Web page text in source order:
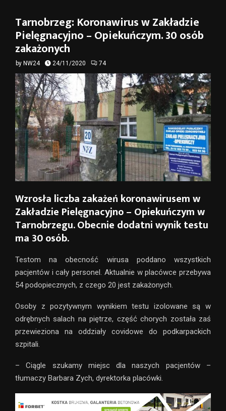
Tarnobrzeg: Koronawirus w Zakładzie
Pielęgnacyjno – Opiekuńczym. 30 osób
zakażonych
by NW24 24/11/2020 74
Wzrosła liczba zakażeń koronawirusem w
Zakładzie Pielęgnacyjno – Opiekuńczym w
Tarnobrzegu. Obecnie dodatni wynik testu
ma 30 osób.
Testom na obecność wirusa poddano wszystkich
pacjentów i cały personel. Aktualnie w placówce przebywa
54 podopiecznych, z czego 20 jest zakażonych.
Osoby z pozytywnym wynikiem testu izolowane są w
odrębnych salach na piętrze, część chorych została zaś
przewieziona na oddziały covidowe do podkarpackich
szpitali.
– Ciągle szukamy miejsc dla naszych pacjentów –
tłumaczy Barbara Zych, dyrektorka placówki.